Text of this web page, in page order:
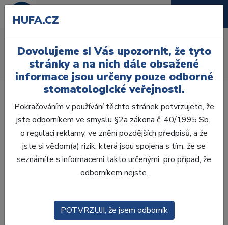
Úvod Zuby
AcryRock
AcryRock distální H 8 ks D41-A, B1
Akce -44 % Výprodej
HUFA.CZ
Dovolujeme si Vás upozornit, že tyto
stránky a na nich dále obsažené
informace jsou určeny pouze odborné
stomatologické veřejnosti.
Pokračováním v používání těchto stránek potvrzujete, že
jste odborníkem ve smyslu §2a zákona č. 40/1995 Sb.,
o regulaci reklamy, ve znění pozdějších předpisů, a že
jste si vědom(a) rizik, která jsou spojena s tím, že se
seznámíte s informacemi takto určenými pro případ, že
odborníkem nejste.
POTVRZUJI, že jsem odborník